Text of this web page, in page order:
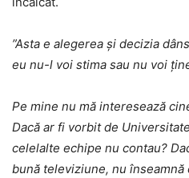
”Asta e alegerea și decizia
eu nu-l voi stima sau nu voi
Pe mine nu mă interesează
Dacă ar fi vorbit de
celelalte echipe nu contau?
bună televiziune, nu